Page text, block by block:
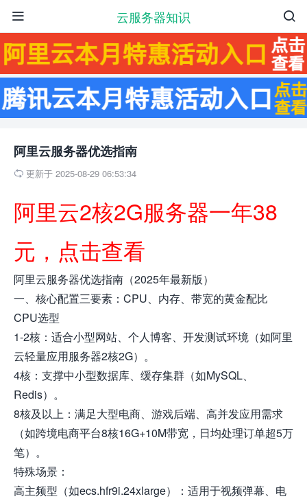
云服务器知识 

阿里云服务器优选指南
 更新于 2025-08-29 06:53:34
阿里云2核2G服务器一年38
元，点击查看
阿里云服务器优选指南（2025年最新版）
一、核心配置三要素：CPU、内存、带宽的黄金配比
CPU选型
1-2核：适合小型网站、个人博客、开发测试环境（如阿里
云轻量应用服务器2核2G）。
4核：支撑中小型数据库、缓存集群（如MySQL、
Redis）。
8核及以上：满足大型电商、游戏后端、高并发应用需求
（如跨境电商平台8核16G+10M带宽，日均处理订单超5万
笔）。
特殊场景：
高主频型（如ecs.hfr9i.24xlarge）：适用于视频弹幕、电